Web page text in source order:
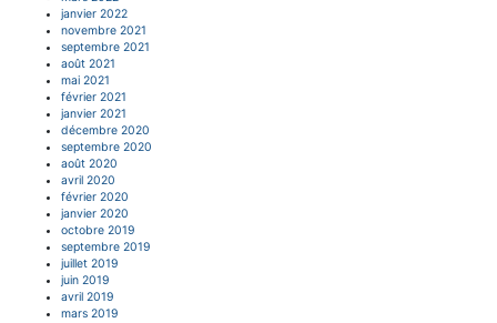
janvier 2022
novembre 2021
septembre 2021
août 2021
mai 2021
février 2021
janvier 2021
décembre 2020
septembre 2020
août 2020
avril 2020
février 2020
janvier 2020
octobre 2019
septembre 2019
juillet 2019
juin 2019
avril 2019
mars 2019